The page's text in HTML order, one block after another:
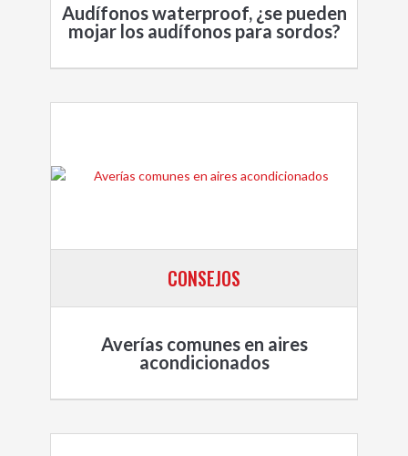
Audífonos waterproof, ¿se pueden
mojar los audífonos para sordos?
CONSEJOS
Averías comunes en aires
acondicionados